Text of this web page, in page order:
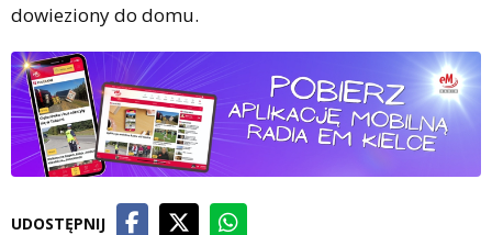
dowieziony do domu.
UDOSTĘPNIJ